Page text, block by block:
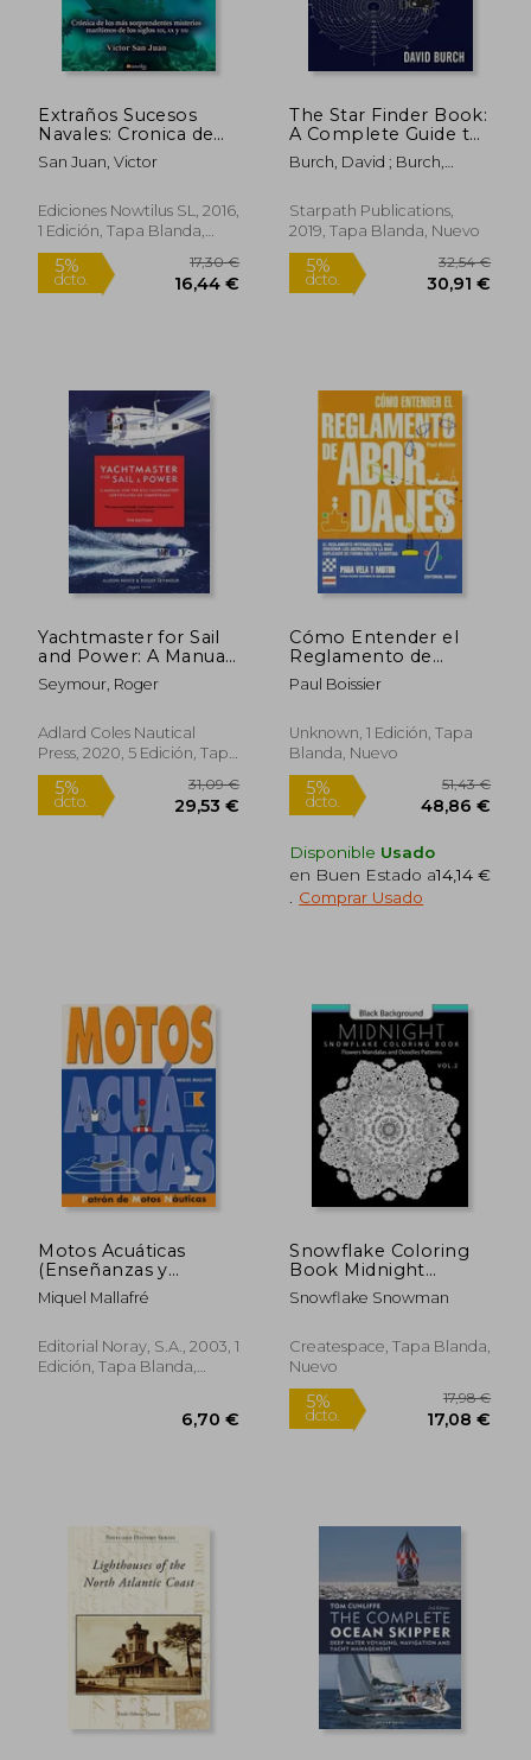
dcto. 23,75 € dcto.
Extraños Sucesos
Navales: Cronica de
Los Mas
Sorpendentes
de Los Siglos XIX, XX Y
XX
San Juan, Victor
Ediciones Nowtilus SL, 2016,
1 Edición, Tapa Blanda,
Nuevo
5%
dcto.
17,30 €
16,44 €
The Star Finder Book:
A Complete Guide to
the Many Uses of the
2102-D Star Finder
Burch, David ; Burch,
Starpath Publications,
2019, Tapa Blanda, Nuevo
5%
dcto.
Yachtmaster for Sail
and Power: A Manual
for the Rya
Yachtmaster(r)
Competence (en
Inglés)
Seymour, Roger
Adlard Coles Nautical
Press, 2020, 5 Edición, Tapa
Dura, Nuevo
5%
dcto.
31,09 €
29,53 €
Cómo Entender el
Reglamento de
Abordajes
Paul Boissier
Unknown, 1 Edición, Tapa
Blanda, Nuevo
5%
Disponible Usado
en Buen Estado a14,14 €
Comprar Usado
Motos Acuáticas
(Enseñanzas y
Titulaciones)
Miquel Mallafré
Editorial Noray, S.A., 2003, 1
Edición, Tapa Blanda,
Snowflake Coloring
Book Midnight
Edition Vol.2: Adult
Coloring Book
our Snowflakes
Patterns (Stress
(en Inglés)
Snowflake Snowman
Createspace, Tapa Blanda,
Nuevo